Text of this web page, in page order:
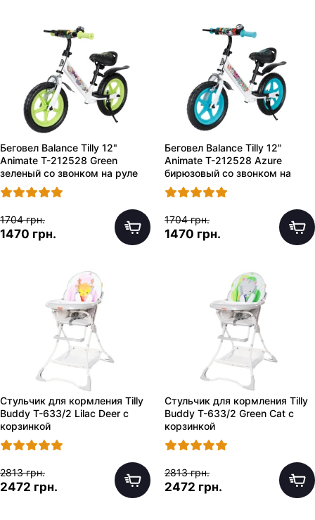
Беговел Balance Tilly 12"
Animate T-212528 Green
зеленый со звонком на руле
1704 грн.
1470 грн.
Беговел Balance Tilly 12"
Animate T-212528 Azure
бирюзовый со звонком на
руле
1704 грн.
1470 грн.
Стульчик для кормления Tilly
Buddy T-633/2 Lilac Deer с
корзинкой
2813 грн.
2472 грн.
Стульчик для кормления Tilly
Buddy T-633/2 Green Cat с
корзинкой
2813 грн.
2472 грн.